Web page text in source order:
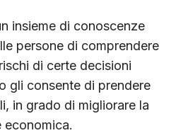
insieme di conoscenze
persone di comprendere
di certe decisioni
gli consente di prendere
in grado di migliorare la
economica.